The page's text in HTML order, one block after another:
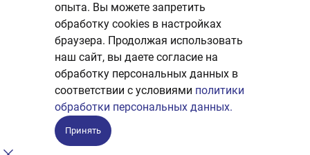
опыта. Вы можете запретить
обработку сookies в настройках
браузера. Продолжая использовать
наш сайт, вы даете согласие на
обработку персональных данных в
соответствии с условиями политики
обработки персональных данных.
Принять